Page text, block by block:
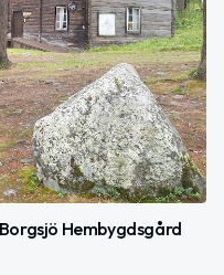
Hembygdsgård